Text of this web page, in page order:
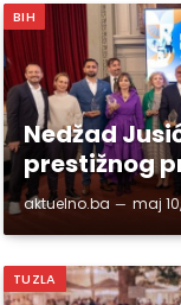
BIH
Nedžad
prestižnog
aktuelno.ba maj
TUZLA